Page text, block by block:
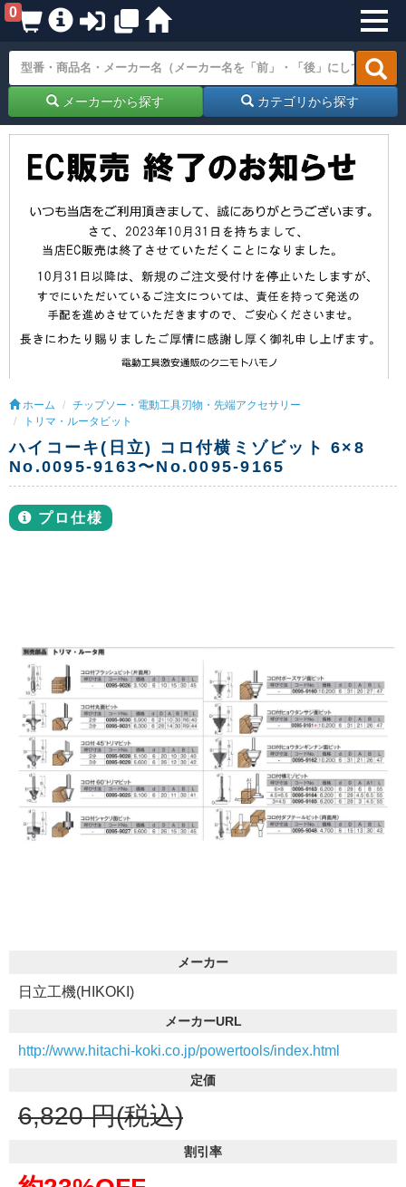
0
メーカーから探す カテゴリから探す
ホーム
チップソー・電動工具刃物・先端アクセサリー
トリマ・ルータビット
ハイコーキ(日立) コロ付横ミゾビット 6×8
No.0095-9163〜No.0095-9165
プロ仕様
メーカー
日立工機(HIKOKI)
メーカーURL
http://www.hitachi-koki.co.jp/powertools/index.html
定価
6,820 円(税込)
割引率